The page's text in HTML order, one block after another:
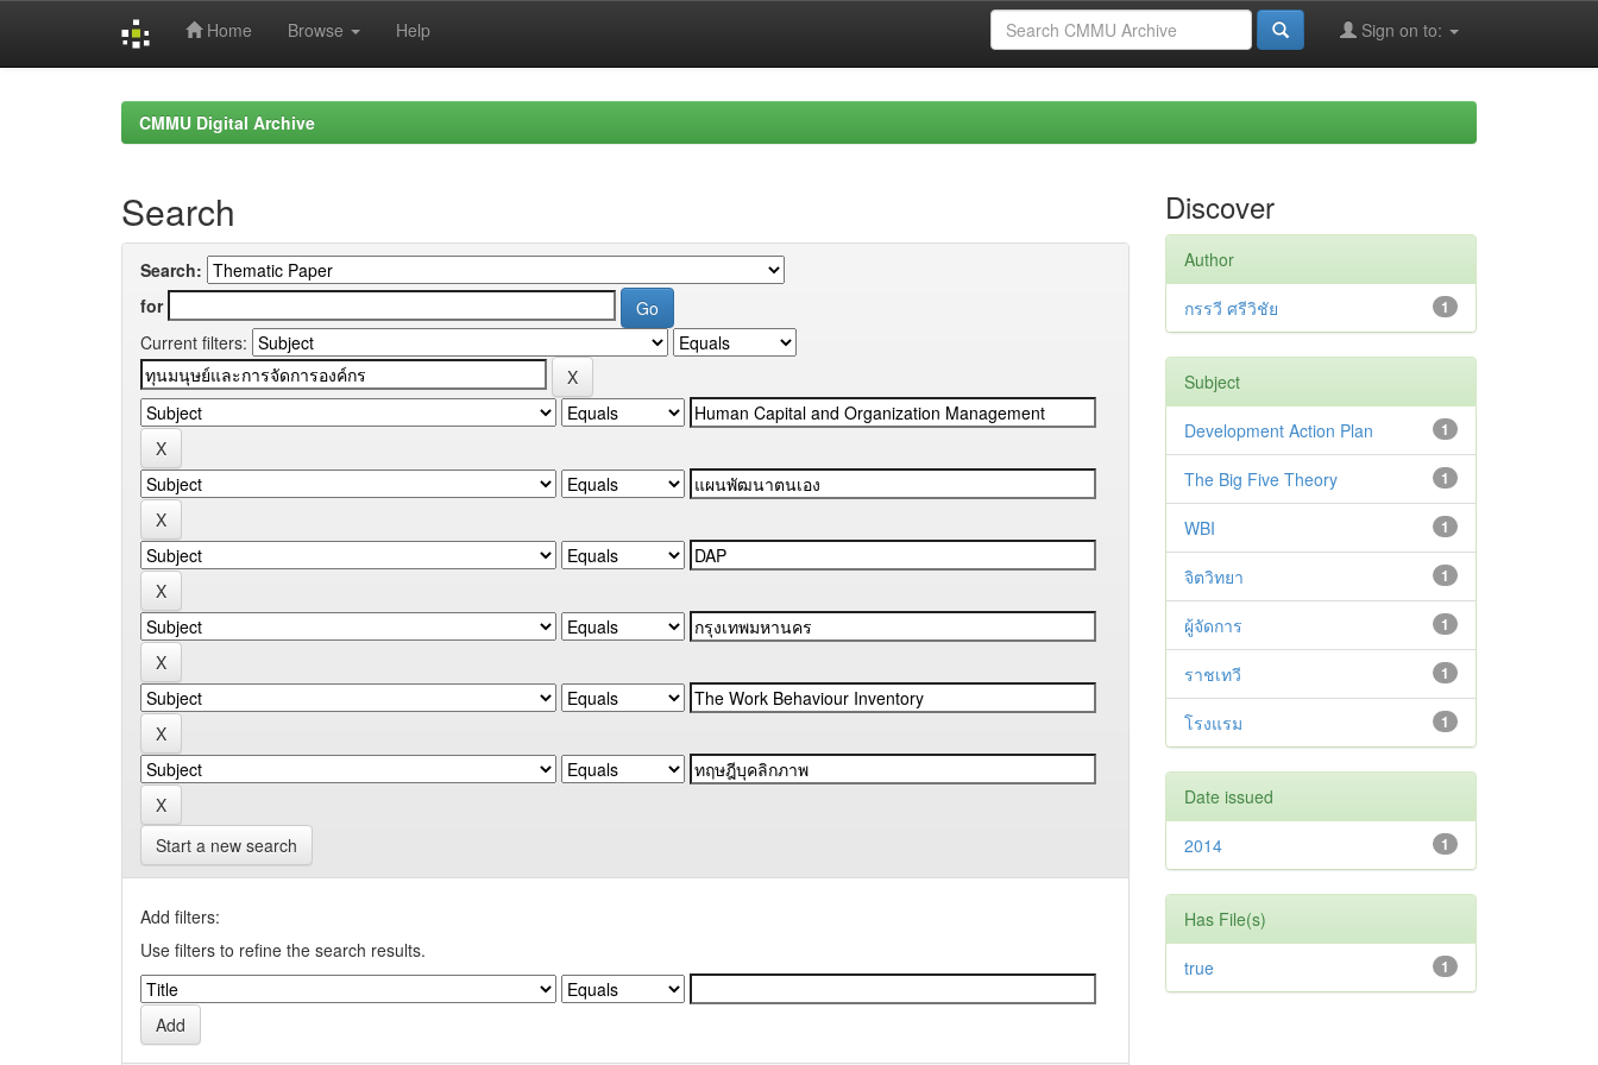
Home Browse Help Sign on to:
CMMU Digital Archive
Search
Search:
for
Current filters:
Start a new search
Add filters:
Use filters to refine the search results.
Discover
Author
1
กรรวี ศรีวิชัย
Subject
1
Development Action Plan
1
The Big Five Theory
1
WBI
1
จิตวิทยา
1
ผู้จัดการ
1
ราชเทวี
1
โรงแรม
Date issued
1
2014
Has File(s)
1
true